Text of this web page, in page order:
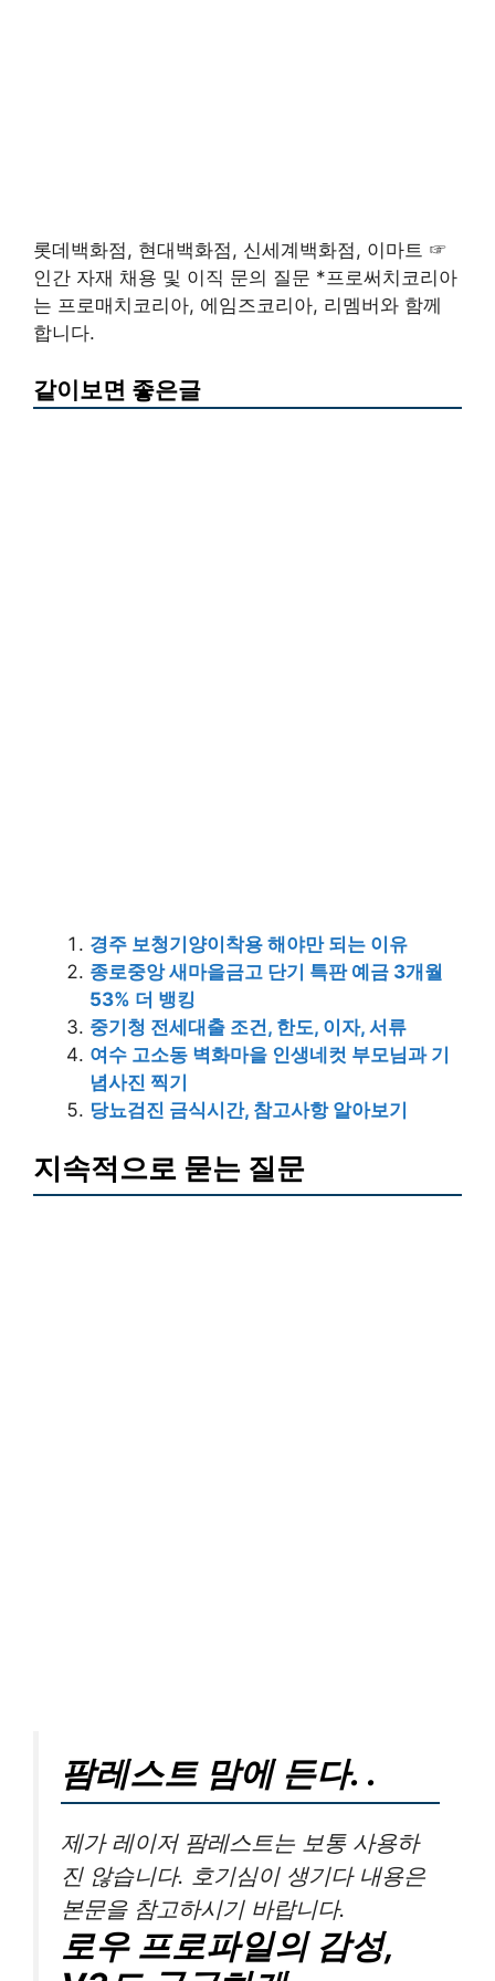
롯데백화점, 현대백화점, 신세계백화점, 이마트 ☞
인간 자재 채용 및 이직 문의 질문 *프로써치코리아
는 프로매치코리아, 에임즈코리아, 리멤버와 함께
합니다.
같이보면 좋은글
경주 보청기양이착용 해야만 되는 이유
종로중앙 새마을금고 단기 특판 예금 3개월
53% 더 뱅킹
중기청 전세대출 조건, 한도, 이자, 서류
여수 고소동 벽화마을 인생네컷 부모님과 기
념사진 찍기
당뇨검진 금식시간, 참고사항 알아보기
지속적으로 묻는 질문
팜레스트 맘에 든다. .
제가 레이저 팜레스트는 보통 사용하
진 않습니다. 호기심이 생기다 내용은
본문을 참고하시기 바랍니다.
로우 프로파일의 감성,